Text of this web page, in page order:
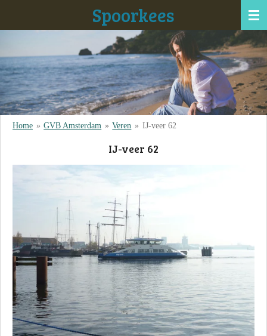
de
hoofdinhoud
Spoorkees
Home » GVB Amsterdam » Veren » IJ-veer 62
IJ-veer 62